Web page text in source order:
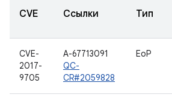
CVE Ссылки Тип
CVE-
2017-
9705
A-67713091
QC-
CR#2059828
EoP